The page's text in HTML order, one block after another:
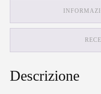
Descrizione